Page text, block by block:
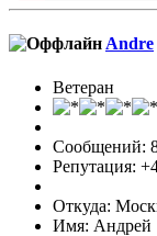
Andre
Ветеран
Сообщений:
Репутация:
Откуда:
Имя: Андрей